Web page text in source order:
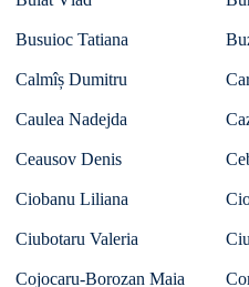
Busuioc Tatiana
Calmîș Dumitru
Caulea Nadejda
Ceausov Denis
Ciobanu Liliana
Ciubotaru Valeria
Cojocaru-Borozan Maia